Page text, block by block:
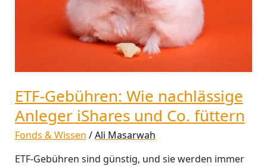
ETF-Gebühren: Wie nachlässige
Anleger iShares und Co. füttern
Fonds & Wissen /Ali Masarwah
ETF-Gebühren sind günstig, und sie werden immer